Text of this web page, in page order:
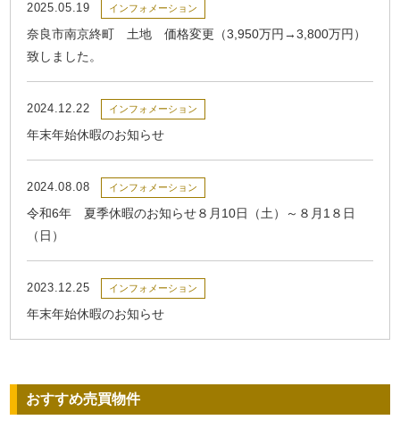
2025.05.19 インフォメーション
奈良市南京終町 土地 価格変更（3,950万円→3,800万円）
致しました。
2024.12.22 インフォメーション
年末年始休暇のお知らせ
2024.08.08 インフォメーション
令和6年 夏季休暇のお知らせ８月10日（土）～８月1８日
（日）
2023.12.25 インフォメーション
年末年始休暇のお知らせ
おすすめ売買物件